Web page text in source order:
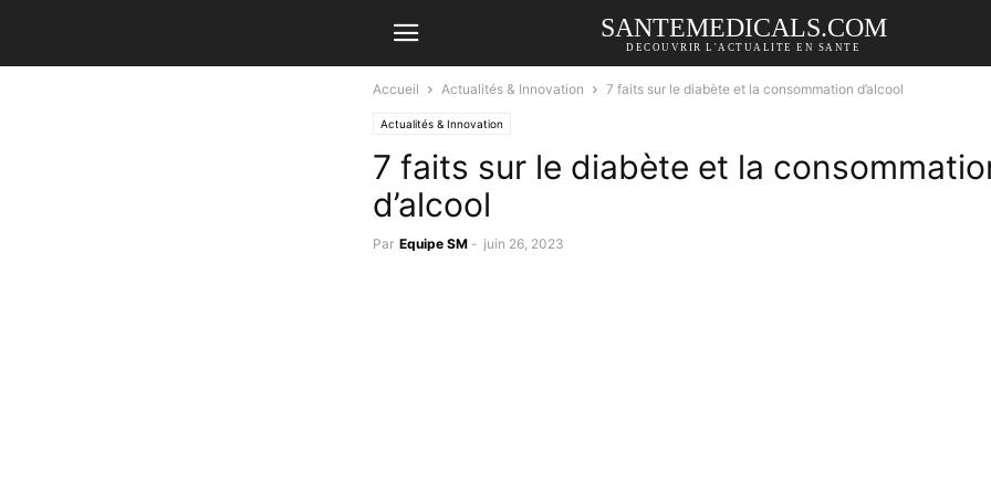
SANTEMEDICALS.COM
DECOUVRIR L'ACTUALITE EN SANTE
Accueil Actualités & Innovation 7 faits sur le diabète et la consommation d’alcool
Actualités & Innovation
7 faits sur le diabète et la
d’alcool
Par Equipe SM - juin 26, 2023